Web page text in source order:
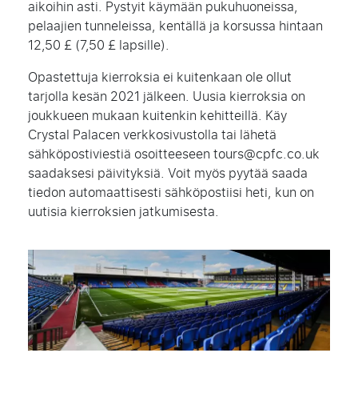
aikoihin asti. Pystyit käymään pukuhuoneissa,
pelaajien tunneleissa, kentällä ja korsussa hintaan
12,50 £ (7,50 £ lapsille).
Opastettuja kierroksia ei kuitenkaan ole ollut
tarjolla kesän 2021 jälkeen. Uusia kierroksia on
joukkueen mukaan kuitenkin kehitteillä. Käy
Crystal Palacen verkkosivustolla tai lähetä
sähköpostiviestiä osoitteeseentours@cpfc.co.uk
saadaksesi päivityksiä. Voit myös pyytää saada
tiedon automaattisesti sähköpostiisi heti, kun on
uutisia kierroksien jatkumisesta.